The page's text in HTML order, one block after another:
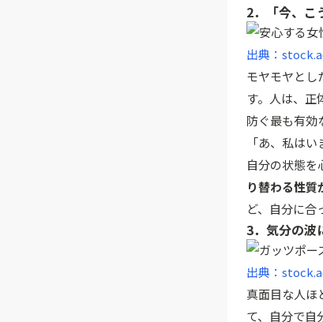
2．「今、こ
出典：
モヤモヤとし
す。人は、正
防ぐ最も有効
「あ、私は
自分の状態を
り替わる性質
ど、自分に合
3．気分の波
出典：
真面目な人ほ
て、自分で自